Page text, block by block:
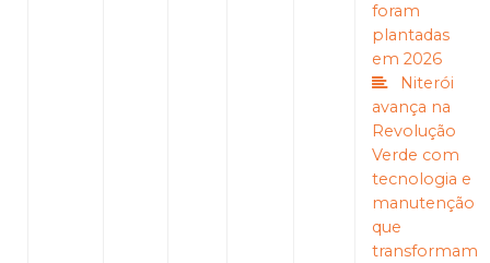
foram
plantadas
em 2026
Niterói
avança na
Revolução
Verde com
tecnologia e
manutenção
que
transformam